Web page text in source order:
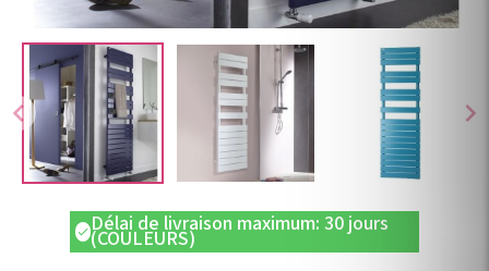
chevron_left chevron_right
check Délai de livraison maximum: 30 jours
(COULEURS)